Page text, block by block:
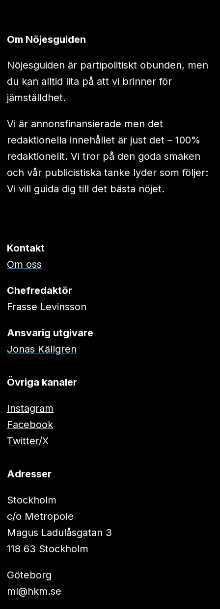
Om Nöjesguiden
Nöjesguiden är partipolitiskt obunden, men
du kan alltid lita på att vi brinner för
jämställdhet.
Vi är annonsfinansierade men det
redaktionella innehållet är just det – 100%
redaktionellt. Vi tror på den goda smaken
och vår publicistiska tanke lyder som följer:
Vi vill guida dig till det bästa nöjet.
Kontakt
Om oss
Chefredaktör
Frasse Levinsson
Ansvarig utgivare
Jonas Källgren
Övriga kanaler
Instagram
Facebook
Twitter/X
Adresser
Stockholm
c/o Metropole
Magus Ladulåsgatan 3
118 63 Stockholm
Göteborg
ml@hkm.se